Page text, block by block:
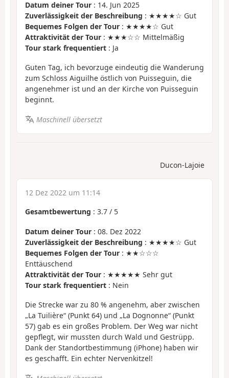
Datum deiner Tour : 14. Jun 2025
Zuverlässigkeit der Beschreibung : ★★★★☆ Gut
Bequemes Folgen der Tour : ★★★★☆ Gut
Attraktivität der Tour : ★★★☆☆ Mittelmäßig
Tour stark frequentiert : Ja
Guten Tag, ich bevorzuge eindeutig die Wanderung
zum Schloss Aiguilhe östlich von Puisseguin, die
angenehmer ist und an der Kirche von Puisseguin
beginnt.
Maschinell übersetzt
Ducon-Lajoie
12 Dez 2022 um 11:14
Gesamtbewertung : 3.7 / 5
Datum deiner Tour : 08. Dez 2022
Zuverlässigkeit der Beschreibung : ★★★★☆ Gut
Bequemes Folgen der Tour : ★★☆☆☆
Enttäuschend
Attraktivität der Tour : ★★★★★ Sehr gut
Tour stark frequentiert : Nein
Die Strecke war zu 80 % angenehm, aber zwischen
„La Tuilière“ (Punkt 64) und „La Dognonne“ (Punkt
57) gab es ein großes Problem. Der Weg war nicht
gepflegt, wir mussten durch Wald und Gestrüpp.
Dank der Standortbestimmung (iPhone) haben wir
es geschafft. Ein echter Nervenkitzel!